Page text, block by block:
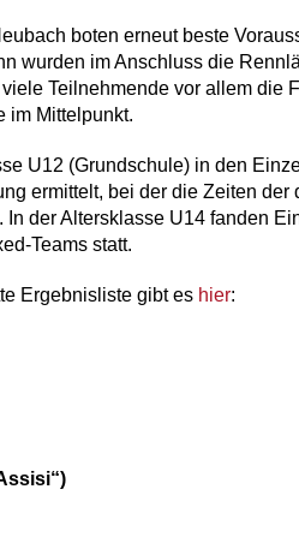
boten erneut beste
wurden im Anschluss die
Teilnehmende vor allem die
im Mittelpunkt.
U12 (Grundschule) in den
ermittelt, bei der die Zeiten der
In derAltersklasse U14 fanden
Teams statt.
Ergebnisliste gibt es hier: